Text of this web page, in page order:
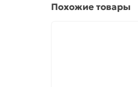
Похожие товары